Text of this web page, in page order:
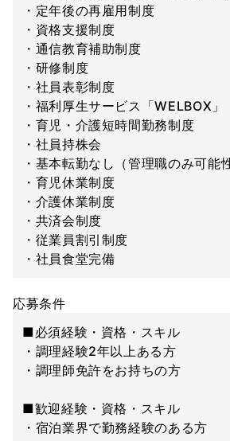
・定年後の再雇用制度
・資格支援制度
・通信教育補助制度
・研修制度
・社員表彰制度
・福利厚生サービス「WELBOX」
・育児・介護短時間勤務制度
・社員持株会
・基本転勤なし（管理職のみ可能
・育児休業制度
・介護休業制度
・共済会制度
・従業員割引制度
・社員食堂完備
応募条件
■必須経験・資格・スキル
・調理経験2年以上ある方
・調理師免許をお持ちの方
■歓迎経験・資格・スキル
・宿泊業界で勤務経験のある方